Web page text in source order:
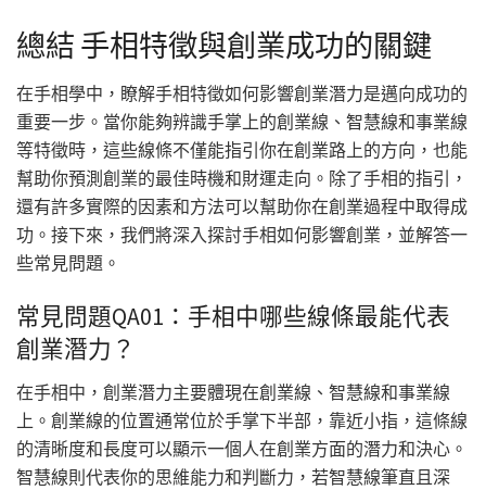
總結 手相特徵與創業成功的關鍵
在手相學中，瞭解手相特徵如何影響創業潛力是邁向成功的
重要一步。當你能夠辨識手掌上的創業線、智慧線和事業線
等特徵時，這些線條不僅能指引你在創業路上的方向，也能
幫助你預測創業的最佳時機和財運走向。除了手相的指引，
還有許多實際的因素和方法可以幫助你在創業過程中取得成
功。接下來，我們將深入探討手相如何影響創業，並解答一
些常見問題。
常見問題QA01：手相中哪些線條最能代表
創業潛力？
在手相中，創業潛力主要體現在創業線、智慧線和事業線
上。創業線的位置通常位於手掌下半部，靠近小指，這條線
的清晰度和長度可以顯示一個人在創業方面的潛力和決心。
智慧線則代表你的思維能力和判斷力，若智慧線筆直且深